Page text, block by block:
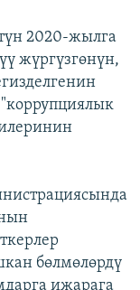
2020-жылга
жүргүзгөнүн,
бөлмөлөрдү
ижарага